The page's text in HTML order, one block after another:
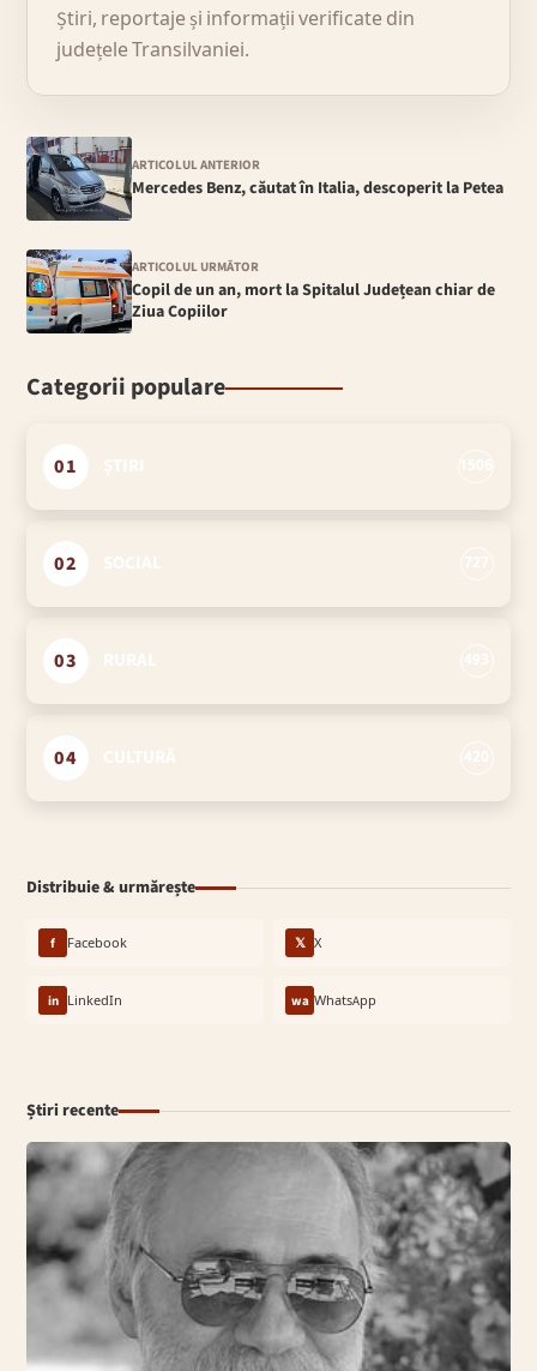
Știri, reportaje și informații verificate din
județele Transilvaniei.
ARTICOLUL ANTERIOR
Mercedes Benz, căutat în Italia, descoperit la Petea
ARTICOLUL URMĂTOR
Copil de un an, mort la Spitalul Județean chiar de
Ziua Copiilor
Categorii populare
01
02
03
04
Distribuie & urmărește
f Facebook 𝕏 X
in LinkedIn wa WhatsApp
Știri recente